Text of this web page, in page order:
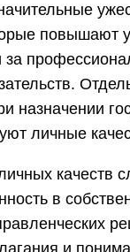
повышают
за
назначении
личные
качеств
в
и